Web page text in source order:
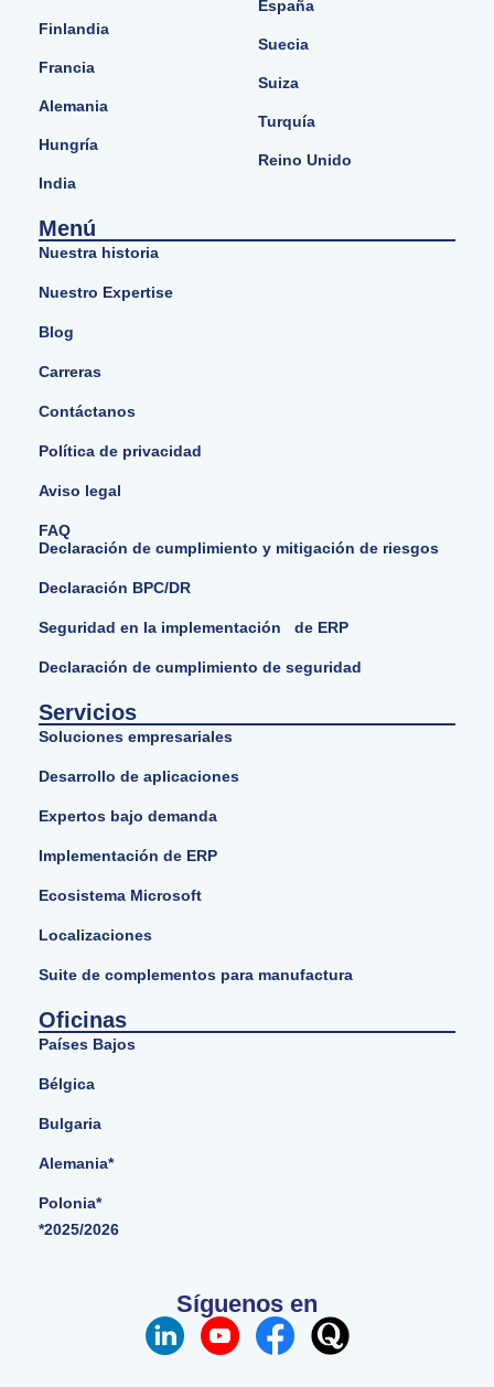
Finlandia
Francia
Alemania
Hungría
India
España
Suecia
Suiza
Turquía
Reino Unido
Menú
Nuestra historia
Nuestro Expertise
Blog
Carreras
Contáctanos
Política de privacidad
Aviso legal
FAQ
Declaración de cumplimiento y mitigación de riesgos
Declaración BPC/DR
Seguridad en la implementación de ERP
Declaración de cumplimiento de seguridad
Servicios
Soluciones empresariales
Desarrollo de aplicaciones
Expertos bajo demanda
Implementación de ERP
Ecosistema Microsoft
Localizaciones
Suite de complementos para manufactura
Oficinas
Países Bajos
Bélgica
Bulgaria
Alemania*
Polonia*
*2025/2026
Síguenos en